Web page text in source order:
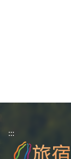
:::